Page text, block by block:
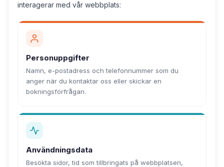
interagerar med vår webbplats:
Personuppgifter
Namn, e-postadress och telefonnummer som du
anger när du kontaktar oss eller skickar en
bokningsförfrågan.
Användningsdata
Besökta sidor, tid som tillbringats på webbplatsen,